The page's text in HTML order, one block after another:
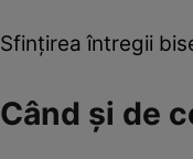
Sfințirea întregii
Când și de